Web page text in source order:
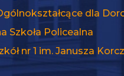
dla
Szkoła Policealna
nr 1 im. Janusza